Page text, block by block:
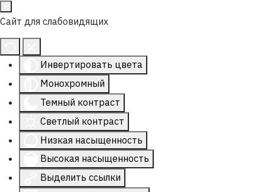
Сайт для слабовидящих
Инвертировать цвета
Монохромный
Темный контраст
Светлый контраст
Низкая насыщенность
Высокая насыщенность
Выделить ссылки